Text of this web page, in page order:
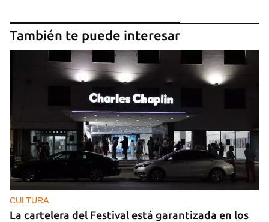
También te puede interesar
CULTURA
La cartelera del Festival está garantizada en los